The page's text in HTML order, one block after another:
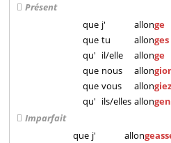
Présent
que j' allonge
que tu allonges
qu' il/elle allonge
que nous allon
que vous allongiez
qu' ils/elles allon
Imparfait
que j' allon